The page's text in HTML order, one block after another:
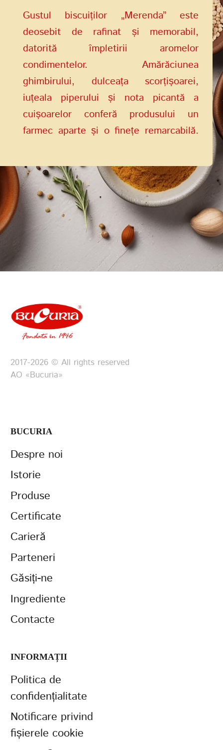
Gustul biscuiților „Merenda” este
deosebit de rafinat și memorabil,
datorită împletirii aromelor
condimentelor. Amărăciunea
ghimbirului, dulceața scorțișoarei,
iuțeala piperului și nota picantă a
cuișoarelor conferă produsului un
farmec aparte și o finețe remarcabilă.
lăsați-vă purtați de gustul său
excepțional
2017-2026 © All rights reserved
АО «Bucuria»
BUCURIA
Despre noi
Istorie
Produse
Certificate
Carieră
Parteneri
Găsiți-ne
Ingrediente
Contacte
INFORMAȚII
Politica de
confidențialitate
Notificare privind
fișierele cookie